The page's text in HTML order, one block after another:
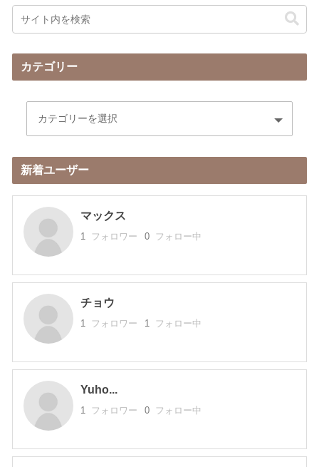
カテゴリー
新着ユーザー
マックス
1 フォロワー 0 フォロー中
チョウ
1 フォロワー 1 フォロー中
Yuho...
1 フォロワー 0 フォロー中